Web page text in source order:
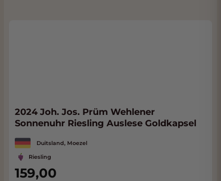
2024 Joh. Jos. Prüm Wehlener
Sonnenuhr Riesling Auslese Goldkapsel
Duitsland, Moezel
Riesling
159,00